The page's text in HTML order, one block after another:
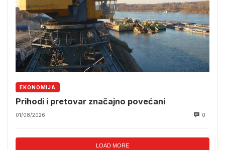
EKONOMIJA
Prihodi i pretovar značajno povećani
01/08/2026 0
LOAD MORE